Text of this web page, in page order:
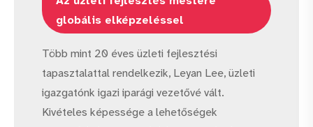
globális elképzeléssel
Több mint 20 éves üzleti fejlesztési
tapasztalattal rendelkezik, Leyan Lee, üzleti
igazgatónk igazi iparági vezetővé vált.
Kivételes képessége a lehetőségek